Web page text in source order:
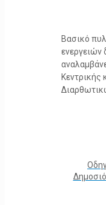
Βασικό
ενεργειών
Κεντρικής